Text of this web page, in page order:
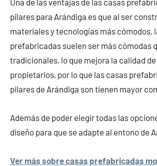
pilares para Arándiga es que al ser
materiales y tecnologías más cómodos,
prefabricadas suelen ser más cómodas
tradicionales, lo que mejora la calidad
propietarios, por lo que las casas
pilares de Arándiga son tienen mayor
Además de poder elegir todas las
diseño para que se adapte al entono de
Ver más sobre casas prefabricadas